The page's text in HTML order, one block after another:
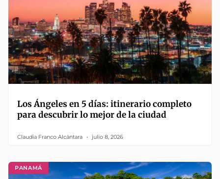
Los Ángeles en 5 días: itinerario completo
para descubrir lo mejor de la ciudad
Claudia Franco Alcántara julio 8, 2026
PANAMÁ